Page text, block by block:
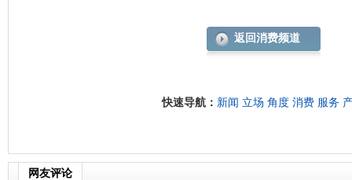
返回消费频道
快速导航： 新闻 立场 角度 消费 服务
网友评论